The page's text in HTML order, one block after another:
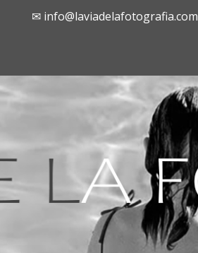
✉ info@laviadelafotografia.com